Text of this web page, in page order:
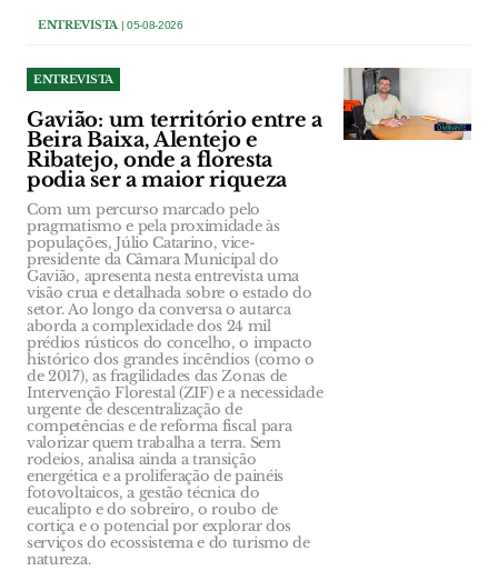
ENTREVISTA| 05-08-2026
ENTREVISTA
Gavião: um território entre a
Beira Baixa, Alentejo e
Ribatejo, onde a floresta
podia ser a maior riqueza
Com um percurso marcado pelo
pragmatismo e pela proximidade às
populações, Júlio Catarino, vice-
presidente da Câmara Municipal do
Gavião, apresenta nesta entrevista uma
visão crua e detalhada sobre o estado do
setor. Ao longo da conversa o autarca
aborda a complexidade dos 24 mil
prédios rústicos do concelho, o impacto
histórico dos grandes incêndios (como o
de 2017), as fragilidades das Zonas de
Intervenção Florestal (ZIF) e a necessidade
urgente de descentralização de
competências e de reforma fiscal para
valorizar quem trabalha a terra. Sem
rodeios, analisa ainda a transição
energética e a proliferação de painéis
fotovoltaicos, a gestão técnica do
eucalipto e do sobreiro, o roubo de
cortiça e o potencial por explorar dos
serviços do ecossistema e do turismo de
natureza.